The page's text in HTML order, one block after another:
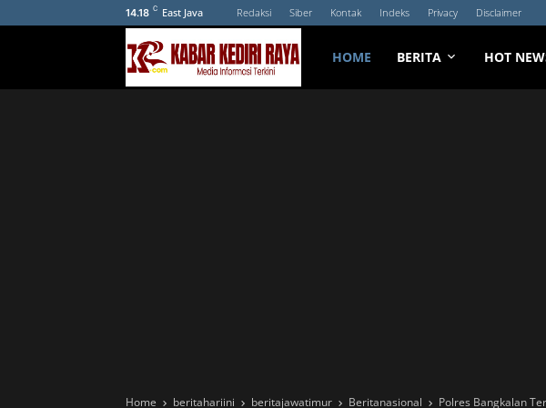
14.18 C East Java Redaksi Siber Kontak Indeks Privacy Disclaimer
HOME BERITA HOT
Home beritahariini beritajawatimur Beritanasional
Polres Bangkalan